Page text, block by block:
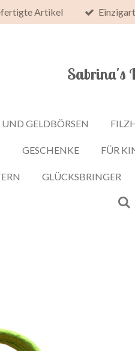
Artikel
Sabrina's
GELDBÖRSEN
GESCHENKE FÜR
GLÜCKSBRINGER